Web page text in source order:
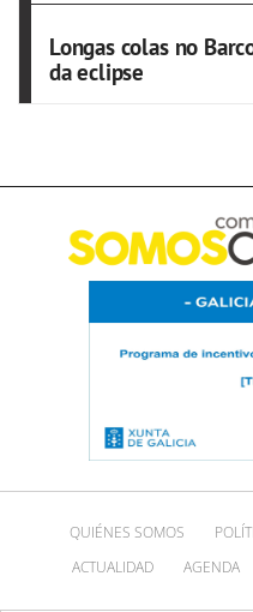
Longas colas no
da eclipse
QUIÉNES SOMOS
ACTUALIDAD
AGENDA